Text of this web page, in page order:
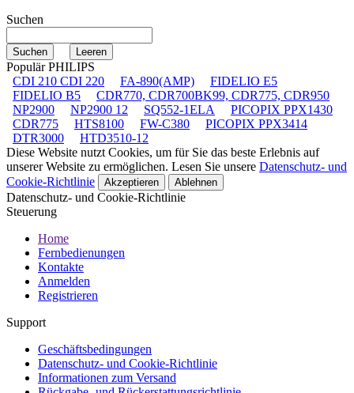
Suchen
Populär PHILIPS
CDI 210 CDI 220
FA-890(AMP)
FIDELIO E5
FIDELIO B5
CDR770, CDR700BK99, CDR775, CDR950
NP2900
NP2900 12 SQ552-1ELA
PICOPIX PPX1430
CDR775
HTS8100 FW-C380
PICOPIX PPX3414
DTR3000
HTD3510-12
Diese Website nutzt Cookies, um für Sie das beste Erlebnis auf
unserer Website zu ermöglichen. Lesen Sie unsere Datenschutz- und
Cookie-Richtlinie
Akzeptieren Ablehnen
Datenschutz- und Cookie-Richtlinie
Steuerung
Home
Fernbedienungen
Kontakte
Anmelden
Registrieren
Support
Geschäftsbedingungen
Datenschutz- und Cookie-Richtlinie
Informationen zum Versand